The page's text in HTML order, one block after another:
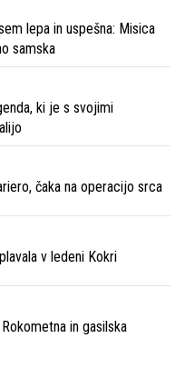
lepa in uspešna: Misica
samska
ki je s svojimi
čaka na operacijo srca
v ledeni Kokri
in gasilska